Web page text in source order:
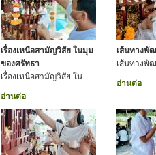
เรื่องเหนือสามัญวิสัย ในมุม
ของศรัทธา
เรื่องเหนือสามัญวิสัย ใน ...
อ่านต่อ
เส้นทางพั
เส้นทาง
อ่านต่อ